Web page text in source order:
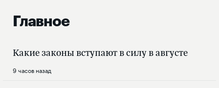
Главное
Какие законы вступают в силу в августе
9 часов назад